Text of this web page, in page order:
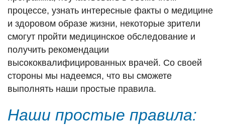
процессе, узнать интересные факты о медицине
и здоровом образе жизни, некоторые зрители
смогут пройти медицинское обследование и
получить рекомендации
высококвалифицированных врачей. Со своей
стороны мы надеемся, что вы сможете
выполнять наши простые правила.
Наши простые правила: